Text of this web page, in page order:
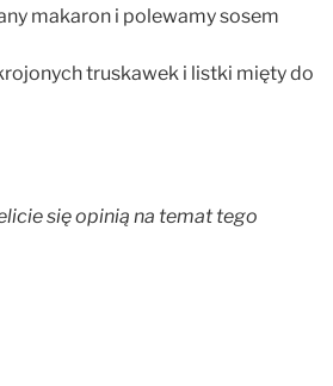
makaron i polewamy sosem
truskawek i listki mięty do
się opinią na temat tego